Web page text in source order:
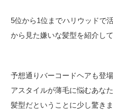
5位から1位までハリウッドで
から見た嫌いな髪型を紹介して
予想通りバーコードヘアも登
アスタイルが薄毛に悩むあな
髪型だということに少し驚きま